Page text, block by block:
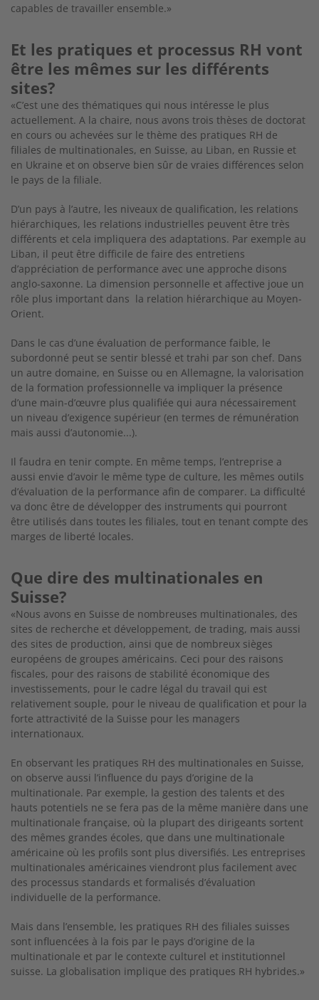
capables de travailler ensemble.»
Et les pratiques et processus RH vont
être les mêmes sur les différents
sites?
«C’est une des thématiques qui nous intéresse le plus
actuellement. A la chaire, nous avons trois thèses de doctorat
en cours ou achevées sur le thème des pratiques RH de
filiales de multinationales, en Suisse, au Liban, en Russie et
en Ukraine et on observe bien sûr de vraies différences selon
le pays de la filiale.
D’un pays à l’autre, les niveaux de qualification, les relations
hiérarchiques, les relations industrielles peuvent être très
différents et cela impliquera des adaptations. Par exemple au
Liban, il peut être difficile de faire des entretiens
d’appréciation de performance avec une approche disons
anglo-saxonne. La dimension personnelle et affective joue un
rôle plus important dans la relation hiérarchique au Moyen-
Orient.
Dans le cas d’une évaluation de performance faible, le
subordonné peut se sentir blessé et trahi par son chef. Dans
un autre domaine, en Suisse ou en Allemagne, la valorisation
de la formation professionnelle va impliquer la présence
d’une main-d’œuvre plus qualifiée qui aura nécessairement
un niveau d’exigence supérieur (en termes de rémunération
mais aussi d’autonomie...).
Il faudra en tenir compte. En même temps, l’entreprise a
aussi envie d’avoir le même type de culture, les mêmes outils
d’évaluation de la performance afin de comparer. La difficulté
va donc être de développer des instruments qui pourront
être utilisés dans toutes les filiales, tout en tenant compte des
marges de liberté locales.
Que dire des multinationales en
Suisse?
«Nous avons en Suisse de nombreuses multinationales, des
sites de recherche et développement, de trading, mais aussi
des sites de production, ainsi que de nombreux sièges
européens de groupes américains. Ceci pour des raisons
fiscales, pour des raisons de stabilité économique des
investissements, pour le cadre légal du travail qui est
relativement souple, pour le niveau de qualification et pour la
forte attractivité de la Suisse pour les managers
internationaux.
En observant les pratiques RH des multinationales en Suisse,
on observe aussi l’influence du pays d’origine de la
multinationale. Par exemple, la gestion des talents et des
hauts potentiels ne se fera pas de la même manière dans une
multinationale française, où la plupart des dirigeants sortent
des mêmes grandes écoles, que dans une multinationale
américaine où les profils sont plus diversifiés. Les entreprises
multinationales américaines viendront plus facilement avec
des processus standards et formalisés d’évaluation
individuelle de la performance.
Mais dans l’ensemble, les pratiques RH des filiales suisses
sont influencées à la fois par le pays d’origine de la
multinationale et par le contexte culturel et institutionnel
suisse. La globalisation implique des pratiques RH hybrides.»